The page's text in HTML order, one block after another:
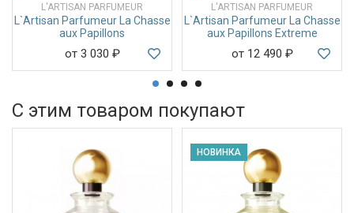
L'ARTISAN PARFUMEUR
L`Artisan Parfumeur La Chasse
aux Papillons
от 3 030 ₽
L'ARTISAN PARFUMEUR
L`Artisan Parfumeur La Chasse
aux Papillons Extreme
от 12 490 ₽
С этим товаром покупают
НОВИНКА